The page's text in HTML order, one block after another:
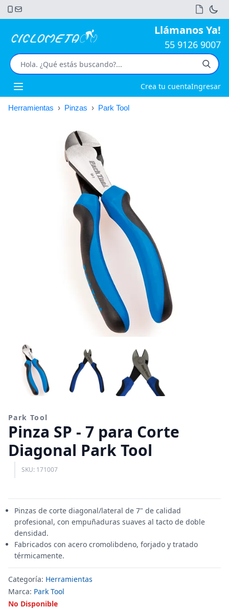
Llámanos Ya!
55 9126 9007
Open main menu Crea tu cuentaIngresar
Herramientas › Pinzas › Park Tool
Park Tool
Pinza SP - 7 para Corte
Diagonal Park Tool
SKU: 171007
Pinzas de corte diagonal/lateral de 7" de calidad
profesional, con empuñaduras suaves al tacto de doble
densidad.
Fabricados con acero cromolibdeno, forjado y tratado
térmicamente.
Categoría: Herramientas
Marca: Park Tool
No Disponible